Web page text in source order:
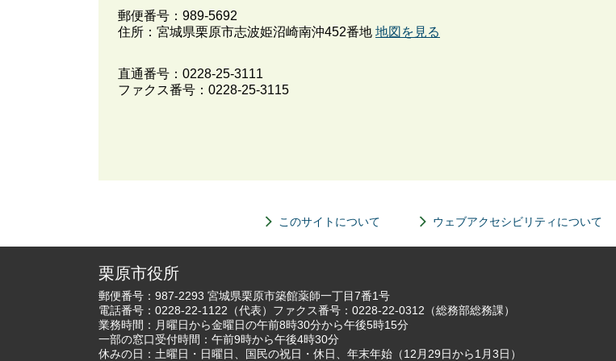
郵便番号：989-5692
住所：宮城県栗原市志波姫沼崎南沖452番地 地図を見る
直通番号： 0228-25-3111
ファクス番号：0228-25-3115
このサイトについて ウェブアクセシビリティについて
栗原市役所
郵便番号：987-2293 宮城県栗原市築館薬師一丁目7番1号
電話番号： 0228-22-1122 （代表）ファクス番号：0228-22-0312（総務部総務課）
業務時間：月曜日から金曜日の午前8時30分から午後5時15分
一部の窓口受付時間：午前9時から午後4時30分
休みの日：土曜日・日曜日、国民の祝日・休日、年末年始（12月29日から1月3日）